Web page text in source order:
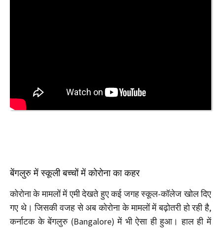
बेंगलुरु में स्कूली बच्चों में कोरोना का कहर
कोरोना के मामलों में एमी देखते हुए कई जगह स्कूल-कॉलेज खोल दिए
गए थे। जिसकी वजह से अब कोरोना के मामलों में बढ़ोतरी हो रही है,
कर्नाटक के बेंगलुरु (Bangalore) में भी ऐसा ही हुआ। हाल ही में